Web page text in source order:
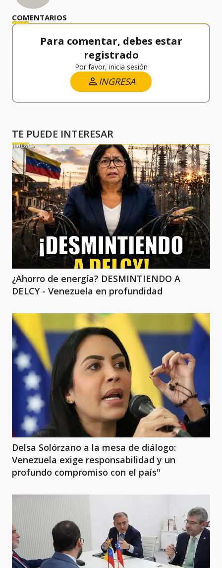
COMENTARIOS
Para comentar, debes estar
registrado
Por favor, inicia sesión
INGRESA
TE PUEDE INTERESAR
¿Ahorro de energía? DESMINTIENDO A
DELCY - Venezuela en profundidad
Delsa Solórzano a la mesa de diálogo:
Venezuela exige responsabilidad y un
profundo compromiso con el país"